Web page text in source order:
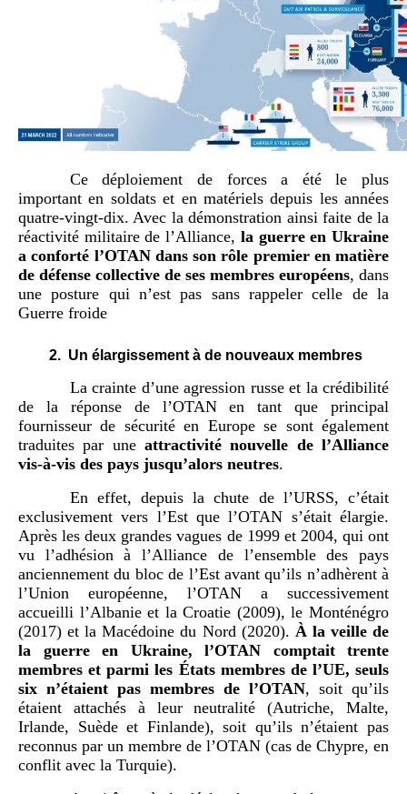
Ce déploiement de forces a été le plus
important en soldats et en matériels depuis les années
quatre-vingt-dix. Avec la démonstration ainsi faite de la
réactivité militaire de l’Alliance, la guerre en Ukraine
a conforté l’OTAN dans son rôle premier en matière
de défense collective de ses membres européens, dans
une posture qui n’est pas sans rappeler celle de la
Guerre froide
2. Un élargissement à de nouveaux membres
La crainte d’une agression russe et la crédibilité
de la réponse de l’OTAN en tant que principal
fournisseur de sécurité en Europe se sont également
traduites par une attractivité nouvelle de l’Alliance
vis-à-vis des pays jusqu’alors neutres.
En effet, depuis la chute de l’URSS, c’était
exclusivement vers l’Est que l’OTAN s’était élargie.
Après les deux grandes vagues de 1999 et 2004, qui ont
vu l’adhésion à l’Alliance de l’ensemble des pays
anciennement du bloc de l’Est avant qu’ils n’adhèrent à
l’Union européenne, l’OTAN a successivement
accueilli l’Albanie et la Croatie (2009), le Monténégro
(2017) et la Macédoine du Nord (2020). À la veille de
la guerre en Ukraine, l’OTAN comptait trente
membres et parmi les États membres de l’UE, seuls
six n’étaient pas membres de l’OTAN, soit qu’ils
étaient attachés à leur neutralité (Autriche, Malte,
Irlande, Suède et Finlande), soit qu’ils n’étaient pas
reconnus par un membre de l’OTAN (cas de Chypre, en
conflit avec la Turquie).